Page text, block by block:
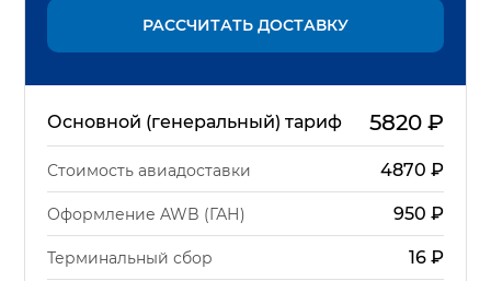
РАССЧИТАТЬ ДОСТАВКУ
Основной (генеральный) тариф 5820₽
Стоимость авиадоставки 4870 ₽
Оформление AWB (ГАН) 950 ₽
Терминальный сбор 16₽